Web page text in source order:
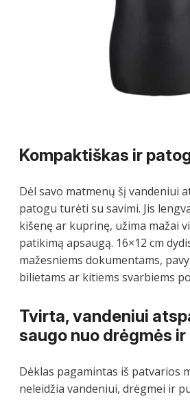
Kompaktiškas ir
Dėl savo matmenų šį vandeniui
patogu turėti su savimi. Jis
kišenę ar kuprinę, užima mažai
patikimą apsaugą. 16×12 cm
mažesniems dokumentams,
bilietams ar kitiems svarbiems
Tvirta, vandeniui
saugo nuo drėgmės
Dėklas pagamintas iš patvarios
neleidžia vandeniui, drėgmei ir